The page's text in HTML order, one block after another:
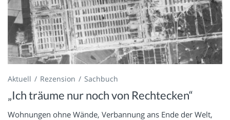
Aktuell Rezension Sachbuch
„Ich träume nur noch von Rechtecken“
Wohnungen ohne Wände, Verbannung ans Ende der Welt,